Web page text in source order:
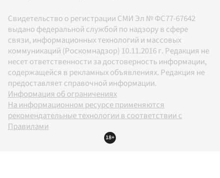
Свидетельство о регистрации СМИ Эл № ФС77-67642
выдано федеральной службой по надзору в сфере
связи, информационных технологий и массовых
коммуникаций (Роскомнадзор) 10.11.2016 г. Редакция не
несет ответственности за достоверность информации,
содержащейся в рекламных объявлениях. Редакция не
предоставляет справочной информации.
Информация об ограничениях
На информационном ресурсе применяются
рекомендательные технологии в соответствии с
Правилами
18+